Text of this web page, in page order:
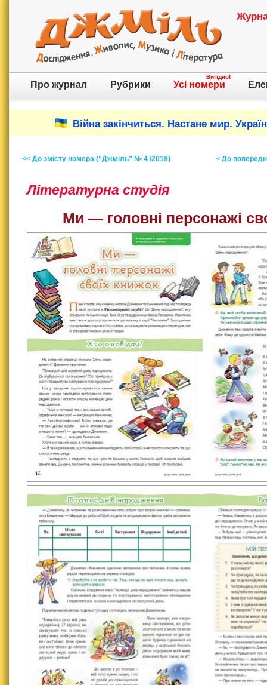
Про журнал Рубрики Усі номери
Вигідно!
Війна закінчиться. Настане мир.
<< До змісту номера (“Джміль” № 4 /2018) < До
Літературна студія
Ми — головні персонажі